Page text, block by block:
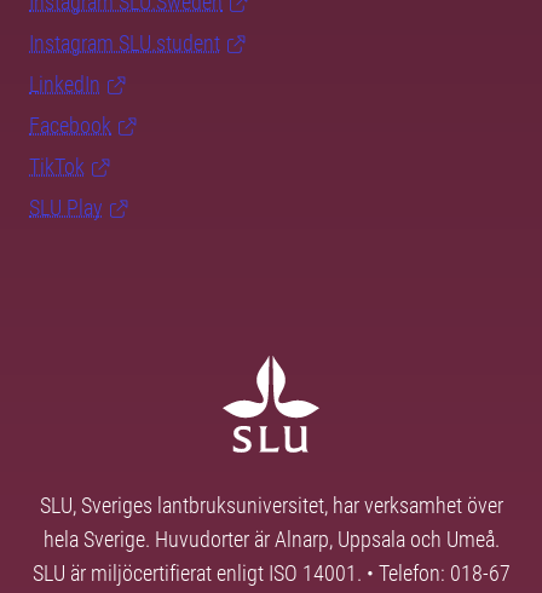
Instagram SLU.student
LinkedIn
Facebook
TikTok
SLU Play
SLU, Sveriges lantbruksuniversitet, har verksamhet över
hela Sverige. Huvudorter är Alnarp, Uppsala och Umeå.
SLU är miljöcertifierat enligt ISO 14001. • Telefon: 018-67